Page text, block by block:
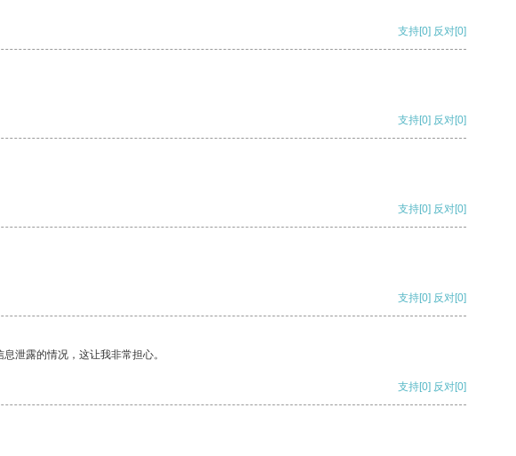
支持[0] 反对[0]
支持[0] 反对[0]
支持[0] 反对[0]
支持[0] 反对[0]
泄露的情况，这让我非常担心。
支持[0] 反对[0]